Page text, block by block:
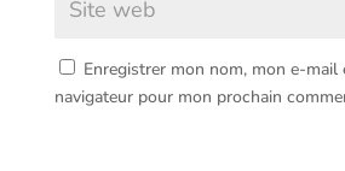
Enregistrer mon nom, mon e-
navigateur pour mon prochain